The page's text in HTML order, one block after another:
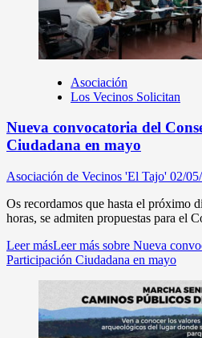
Asociación
Los Vecinos Solicitan
Nueva convocatoria del
Ciudadana en mayo
Asociación de Vecinos 'El Tajo' 02/
Os recordamos que hasta el próximo
horas, se admiten propuestas para el
Leer másLeer más sobre Nueva
Participación Ciudadana en mayo